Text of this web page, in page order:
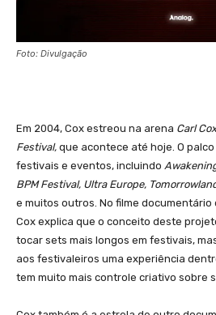
Foto: Divulgação
Em 2004, Cox estreou na arena Carl
Festival, que acontece até hoje. O
festivais e eventos, incluindo
BPM Festival, Ultra Europe,
e muitos outros. No filme documentário
Cox explica que o conceito deste
tocar sets mais longos em festivais,
aos festivaleiros uma experiência
tem muito mais controle criativo sobre